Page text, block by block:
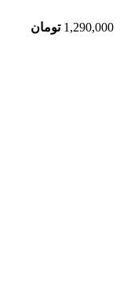
1,290,000 تومان